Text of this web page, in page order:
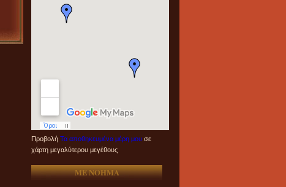
Προβολή Τα αποθηκευμένα μέρη μου σε
χάρτη μεγαλύτερου μεγέθους
ME NOHMA